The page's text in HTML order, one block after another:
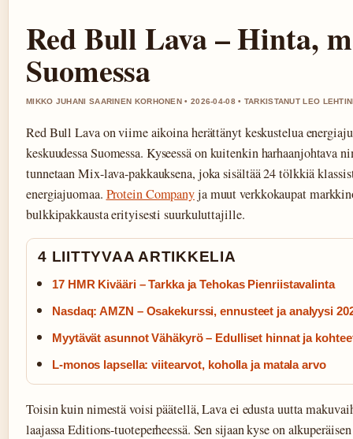
Red Bull Lava – Hinta,
Suomessa
MIKKO JUHANI SAARINEN KORHONEN • 2026-04-08 • TARKISTANUT LEO
Red Bull Lava on viime aikoina herättänyt keskustelua
keskuudessa Suomessa. Kyseessä on kuitenkin harhaanjohtava
tunnetaan Mix-lava-pakkauksena, joka sisältää 24 tölkkiä
energiajuomaa. Protein Companyja muut verkkokaupat
bulkkipakkausta erityisesti suurkuluttajille.
4 LIITTYVAA ARTIKKELIA
17 HMR Kivääri – Tarkka ja Tehokas Pienriistavalinta
Nasdaq: AMZN – Osakekurssi, ennusteet ja analyysi
Myytävät asunnot Vähäkyrö – Edulliset hinnat ja
L-monos lapsella: viitearvot, koholla ja matala arvo
Toisin kuin nimestä voisi päätellä, Lava ei edusta uutta
laajassa Editions-tuoteperheessä. Sen sijaan kyse on